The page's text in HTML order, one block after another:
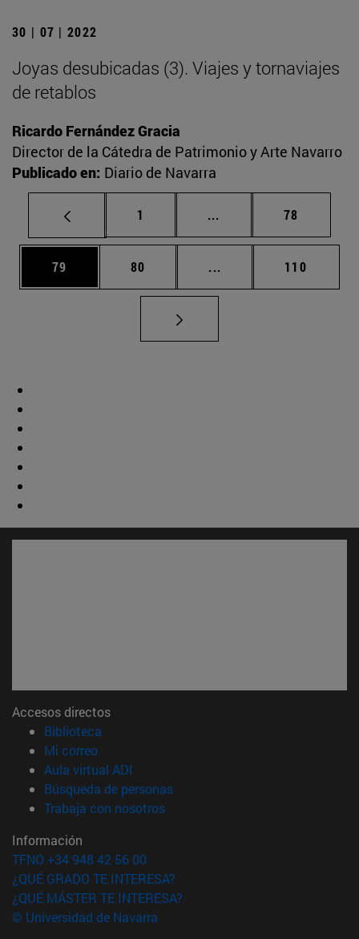
30 | 07 | 2022
Joyas desubicadas (3). Viajes y tornaviajes
de retablos
Ricardo Fernández Gracia
Director de la Cátedra de Patrimonio y Arte Navarro
Publicado en: Diario de Navarra
Página
1 ... Páginas intermedias
Página
78
Página
79 Página
80 ... Páginas intermedias
Página
110
Accesos directos
Biblioteca
Mi correo(abre en nueva ventana)
Aula virtual ADI
Búsqueda de personas(abre en nueva ventana)
Trabaja con nosotros(abre en nueva ventana)
Información
TFNO +34 948 42 56 00
¿QUÉ GRADO TE INTERESA?
¿QUÉ MÁSTER TE INTERESA?
© Universidad de Navarra